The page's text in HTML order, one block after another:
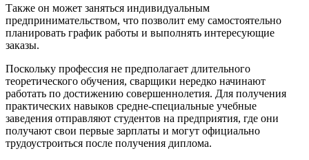
Также он может заняться индивидуальным
предпринимательством, что позволит ему самостоятельно
планировать график работы и выполнять интересующие
заказы.
Поскольку профессия не предполагает длительного
теоретического обучения, сварщики нередко начинают
работать по достижению совершеннолетия. Для получения
практических навыков средне-специальные учебные
заведения отправляют студентов на предприятия, где они
получают свои первые зарплаты и могут официально
трудоустроиться после получения диплома.